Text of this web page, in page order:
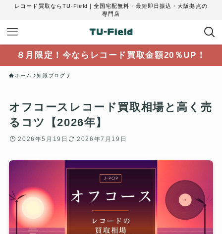
レコード買取ならTU-Field｜全国宅配無料・最短即日振込・大阪拠点の
専門店
８月限定！今ならレコード買取金額20％UP！
ホーム 知識ブログ
オフコースレコード買取相場と高く売
るコツ【2026年】
2026年5月19日 2026年7月19日